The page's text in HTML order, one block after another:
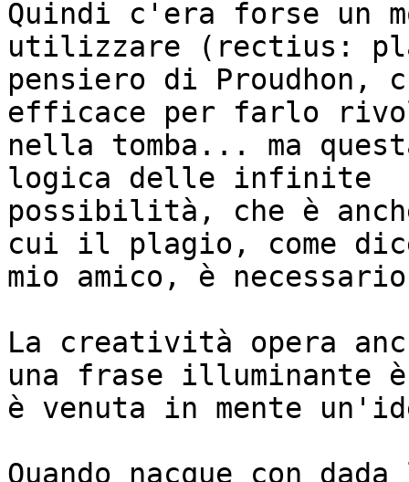
Quindi c'era forse un
utilizzare (rectius:
pensiero di Proudhon,
efficace per farlo
nella tomba... ma
logica delle infinite
possibilità, che è
cui il plagio, come
mio amico, è
La creatività opera
una frase illuminante
è venuta in mente
Quando nacque con